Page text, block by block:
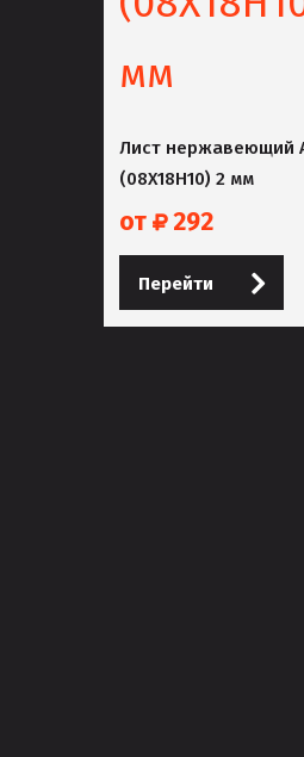
Лист нержавеющий
(08Х18Н10) 2 мм
от 292
Перейти